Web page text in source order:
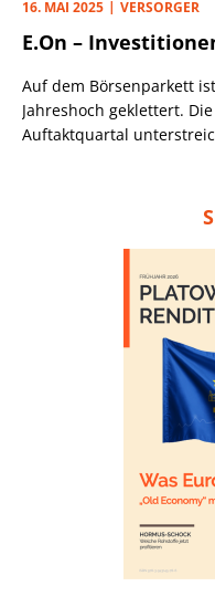
16. MAI 2025 VERSORGER
E.On –
Auf dem Börsenparkett
Jahreshoch geklettert.
Auftaktquartal